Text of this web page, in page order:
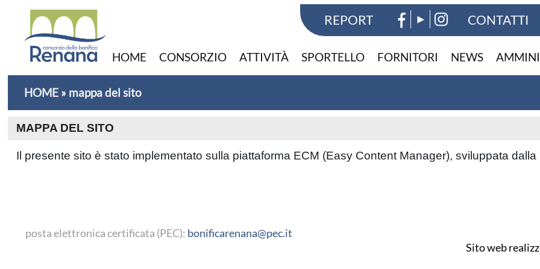
REPORT CONTATTI
HOME CONSORZIO ATTIVITÀ SPORTELLO FORNITORI NEWS
HOME» mappa del sito
MAPPA DEL SITO
Il presente sito è stato implementato sulla piattaforma ECM (Easy Content Manager), sviluppata dalla
posta elettronica certificata (PEC): bonificarenana@pec.it
Sito web